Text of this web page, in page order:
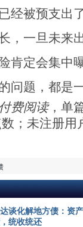
经被预支出
，一旦未来
肯定会集中
问题，都是
付费阅读，单
；未注册用
谈化解地方债：资产
统收统还